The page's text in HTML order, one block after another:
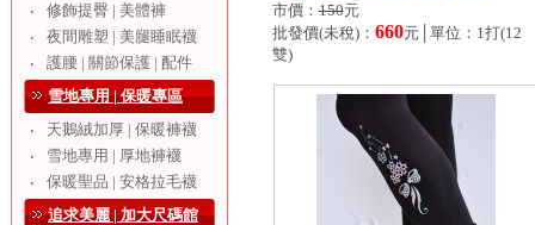
‧
修飾提臀 | 美體褲
‧
夜間雕塑 | 美腿睡眠襪
‧
護腰 | 關節保護 | 配件
雪地專用 | 保暖專區
‧
天鵝絨加厚 | 保暖褲襪
‧
雪地專用 | 厚地褲襪
‧
保暖聖品 | 安格拉毛襪
追求美麗 | 加大尺碼館
市價：150元
批發價(未稅)： 660元│單位：1打(12
雙)